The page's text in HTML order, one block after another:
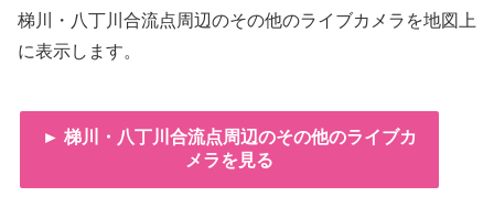
梯川・八丁川合流点周辺のその他のライブカメラを地図上
に表示します。
► 梯川・八丁川合流点周辺のその他のライブカ
メラを見る